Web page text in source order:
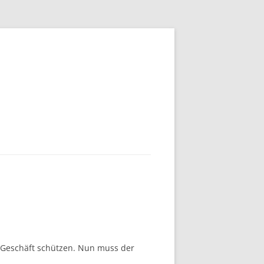
schützen. Nun muss der